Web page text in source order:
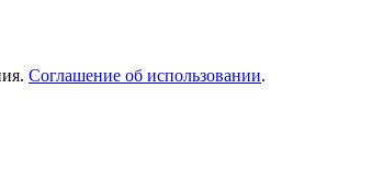
Соглашение об использовании.